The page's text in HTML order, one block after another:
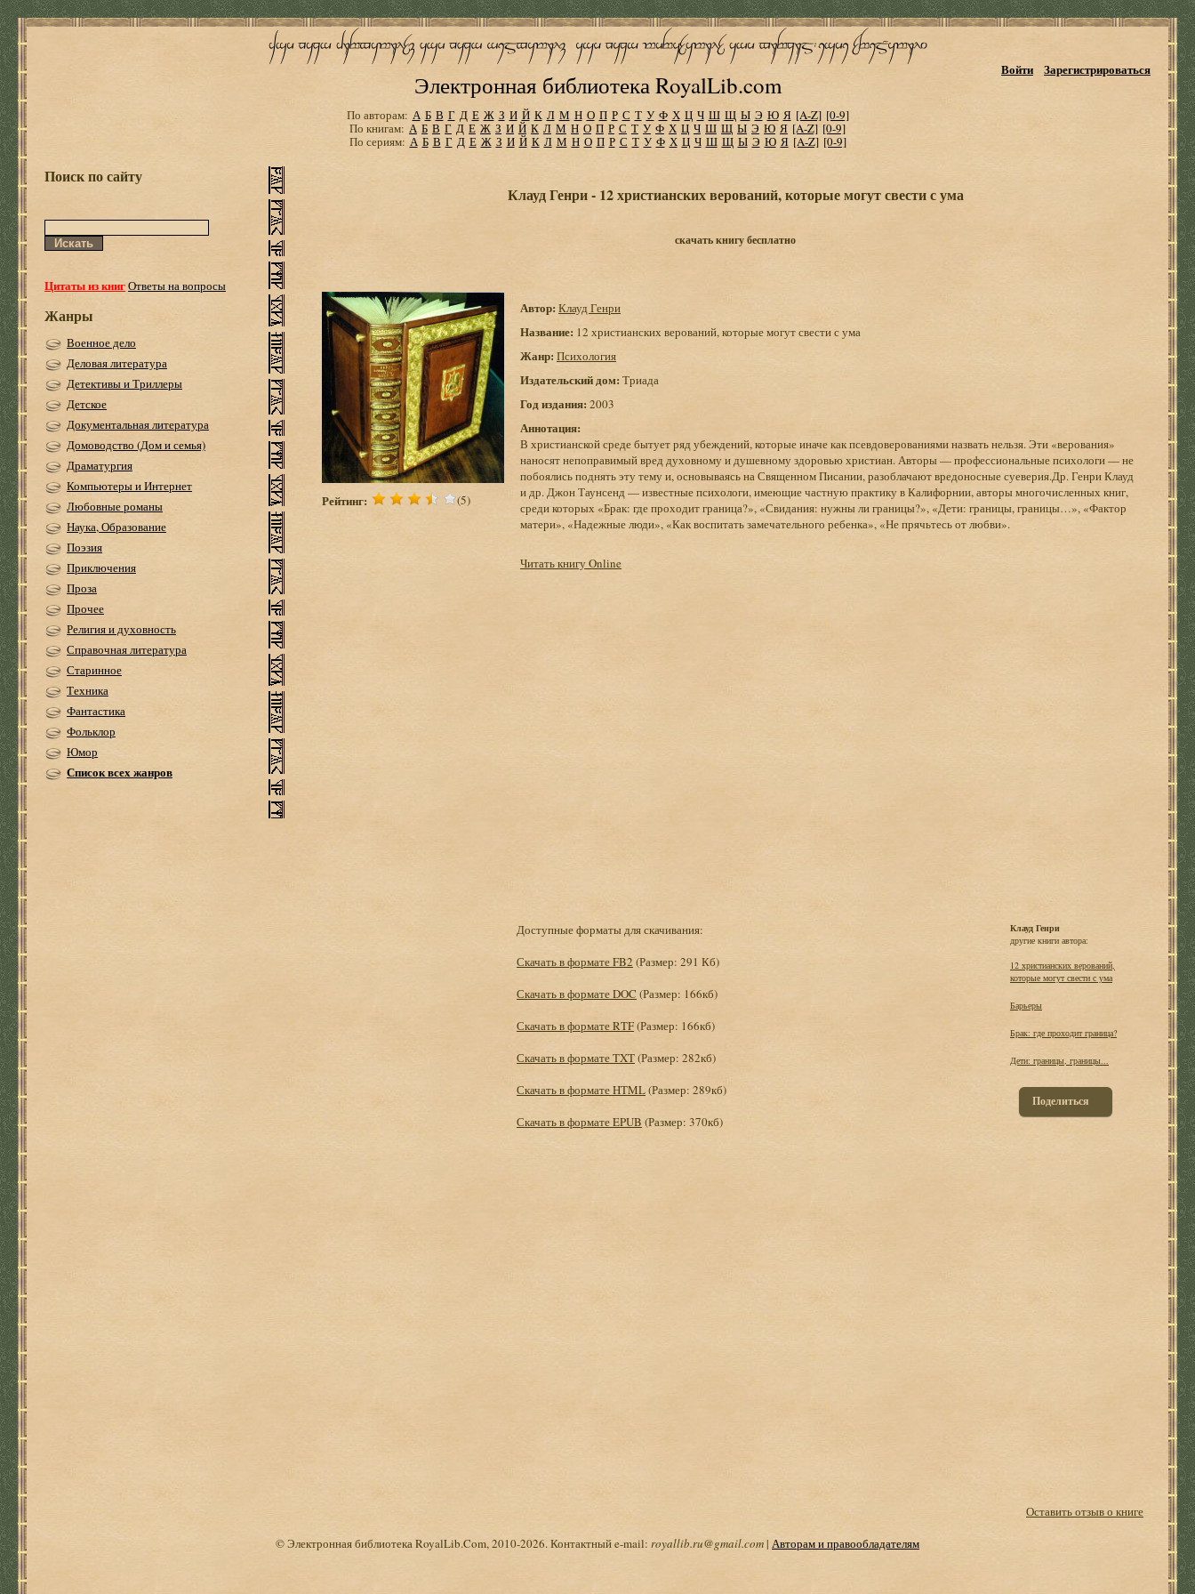
Электронная библиотека RoyalLib.com
Войти Зарегистрироваться
По авторам: А Б В Г Д Е Ж З И Й К Л М Н О П Р С Т У Ф Х Ц Ч Ш Щ Ы Э Ю Я [A-Z] [0-9]
По книгам: А Б В Г Д Е Ж З И Й К Л М Н О П Р С Т У Ф Х Ц Ч Ш Щ Ы Э Ю Я [A-Z] [0-9]
По сериям: А Б В Г Д Е Ж З И Й К Л М Н О П Р С Т У Ф Х Ц Ч Ш Щ Ы Э Ю Я [A-Z] [0-9]
Поиск по сайту
Цитаты из книгОтветы на вопросы
Жанры
Военное дело
Деловая литература
Детективы и Триллеры
Детское
Документальная литература
Домоводство (Дом и семья)
Драматургия
Компьютеры и Интернет
Любовные романы
Наука, Образование
Поэзия
Приключения
Проза
Прочее
Религия и духовность
Справочная литература
Старинное
Техника
Фантастика
Фольклор
Юмор
Список всех жанров
Клауд Генри - 12 христианских верований, которые могут свести с ума
скачать книгу бесплатно
Рейтинг: (5)
Автор: Клауд Генри
Название: 12 христианских верований, которые могут свести с ума
Жанр: Психология
Издательский дом: Триада
Год издания: 2003
Аннотация:
В христианской среде бытует ряд убеждений, которые иначе как псевдоверованиями назвать нельзя. Эти «верования»
наносят непоправимый вред духовному и душевному здоровью христиан. Авторы — профессиональные психологи — не
побоялись поднять эту тему и, основываясь на Священном Писании, разоблачают вредоносные суеверия.Др. Генри Клауд
и др. Джон Таунсенд — известные психологи, имеющие частную практику в Калифорнии, авторы многочисленных книг,
среди которых «Брак: где проходит граница?», «Свидания: нужны ли границы?», «Дети: границы, границы…», «Фактор
матери», «Надежные люди», «Как воспитать замечательного ребенка», «Не прячьтесь от любви».
Читать книгу Online
Доступные форматы для скачивания:
Скачать в формате FB2 (Размер: 291 Кб)
Скачать в формате DOC (Размер: 166кб)
Скачать в формате RTF(Размер: 166кб)
Скачать в формате TXT(Размер: 282кб)
Скачать в формате HTML(Размер: 289кб)
Скачать в формате EPUB (Размер: 370кб)
Клауд Генри
другие книги автора:
12 христианских верований,
которые могут свести с ума
Барьеры
Брак: где проходит граница?
Дети: границы, границы...
Поделиться
Оставить отзыв о книге
© Электронная библиотека RoyalLib.Com, 2010-2026. Контактный e-mail: royallib.ru@gmail.com| Авторам и правообладателям